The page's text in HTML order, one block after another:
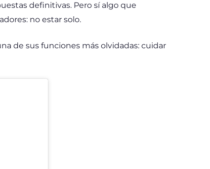
definitivas. Pero sí algo que
no estar solo.
de sus funciones más olvidadas: cuidar